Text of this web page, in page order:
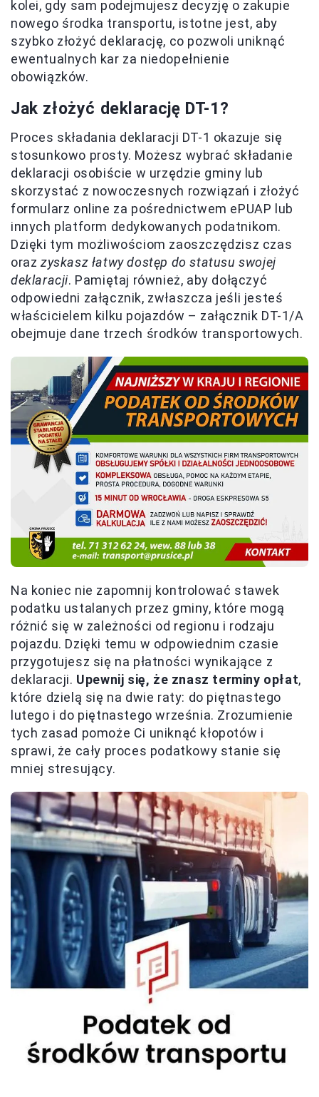
kolei, gdy sam podejmujesz decyzję o zakupie
nowego środka transportu, istotne jest, aby
szybko złożyć deklarację, co pozwoli uniknąć
ewentualnych kar za niedopełnienie
obowiązków.
Jak złożyć deklarację DT-1?
Proces składania deklaracji DT-1 okazuje się
stosunkowo prosty. Możesz wybrać składanie
deklaracji osobiście w urzędzie gminy lub
skorzystać z nowoczesnych rozwiązań i złożyć
formularz online za pośrednictwem ePUAP lub
innych platform dedykowanych podatnikom.
Dzięki tym możliwościom zaoszczędzisz czas
oraz zyskasz łatwy dostęp do statusu swojej
deklaracji. Pamiętaj również, aby dołączyć
odpowiedni załącznik, zwłaszcza jeśli jesteś
właścicielem kilku pojazdów – załącznik DT-1/A
obejmuje dane trzech środków transportowych.
Na koniec nie zapomnij kontrolować stawek
podatku ustalanych przez gminy, które mogą
różnić się w zależności od regionu i rodzaju
pojazdu. Dzięki temu w odpowiednim czasie
przygotujesz się na płatności wynikające z
deklaracji. Upewnij się, że znasz terminy opłat,
które dzielą się na dwie raty: do piętnastego
lutego i do piętnastego września. Zrozumienie
tych zasad pomoże Ci uniknąć kłopotów i
sprawi, że cały proces podatkowy stanie się
mniej stresujący.